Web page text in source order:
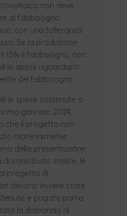
non deve
al fabbisogno
con una tolleranza
Se la produzione
15% il fabbisogno, non
le spese riguardanti
del fabbisogno.
le spese sostenute a
gennaio 2024,
che il progetto non
materialmente
della presentazione
contributo. Inoltre, le
progetto di
devono essere state
e pagate prima
la domanda di